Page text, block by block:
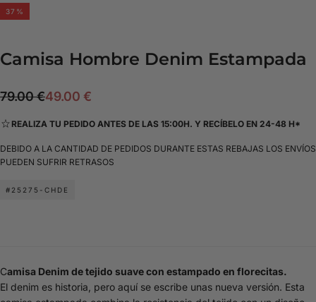
37 %
Camisa Hombre Denim Estampada
49.00
Precio
79.00 €Precio
49.00 €
REALIZA TU PEDIDO ANTES DE LAS 15:00H. Y RECÍBELO EN 24-48 H*
DEBIDO A LA CANTIDAD DE PEDIDOS DURANTE ESTAS REBAJAS LOS ENVÍOS
PUEDEN SUFRIR RETRASOS
#25275-CHDE
Camisa Denim de tejido suave con estampado en florecitas.
El denim es historia, pero aquí se escribe unas nueva versión. Esta